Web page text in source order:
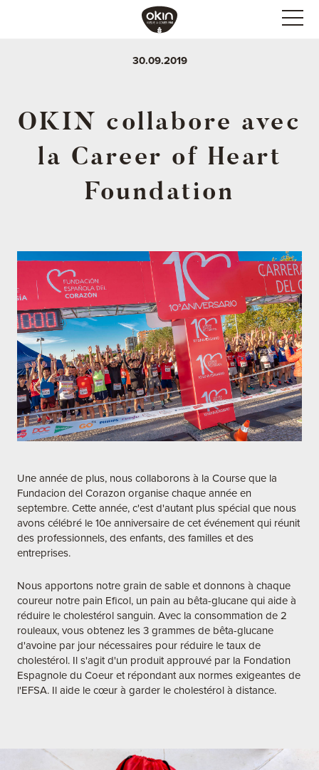
30.09.2019
OKIN collabore avec
la Career of Heart
Foundation
Une année de plus, nous collaborons à la Course que la
Fundacion del Corazon organise chaque année en
septembre. Cette année, c'est d'autant plus spécial que nous
avons célébré le 10e anniversaire de cet événement qui réunit
des professionnels, des enfants, des familles et des
entreprises.
Nous apportons notre grain de sable et donnons à chaque
coureur notre pain Eficol, un pain au bêta-glucane qui aide à
réduire le cholestérol sanguin. Avec la consommation de 2
rouleaux, vous obtenez les 3 grammes de bêta-glucane
d'avoine par jour nécessaires pour réduire le taux de
cholestérol. Il s'agit d'un produit approuvé par la Fondation
Espagnole du Coeur et répondant aux normes exigeantes de
l'EFSA. Il aide le cœur à garder le cholestérol à distance.